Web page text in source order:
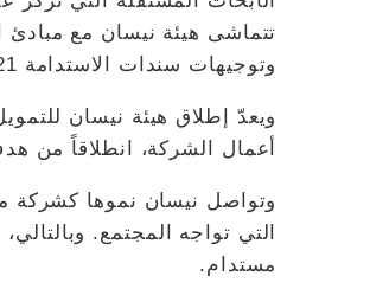
وتوجيهات سندات الاستدامة 2021، ومبادئ القرض الأخضر 2021، ومبادئ القرض الاجتماعي 2021.
ويعدّ إطلاق هيئة نيسان
أعمال الشركة، انطلاقاً من
وتواصل نيسان نموها كشركة
التي تواجه المجتمع.
مستدام.